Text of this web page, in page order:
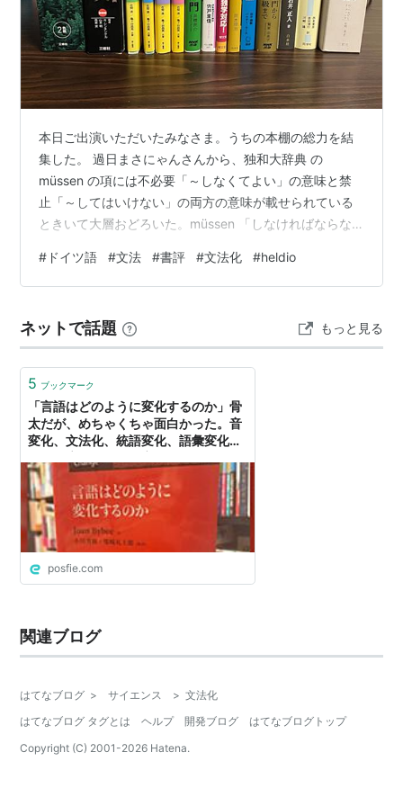
本日ご出演いただいたみなさま。うちの本棚の総力を結
集した。 過日まさにゃんさんから、独和大辞典 の
müssen の項には不必要「～しなくてよい」の意味と禁
止「～してはいけない」の両方の意味が載せられている
ときいて大層おどろいた。müssen 「しなければならな
い」の意味だと教わってきたし、それで説明のつかない
ような用例には出会ったことがないと思う。 独和大辞典
ていたのでいまだ手元にない。まあ「大辞典」というく
らいだから、『アクセス』にはないような超レア語義も
# ドイツ語 #文法 #書評 #文法化 #heldio
ネットで話題 もっと見る
5 ブックマーク
「言語はどのように変化するのか」骨
太だが、めちゃくちゃ面白かった。音
変化、文法化、統語変化、語彙変化な
た良書
posfie.com
関連ブログ
はてなブログ > サイエンス > 文法化
はてなブログ タグとは
ヘルプ 開発ブログ
はてなブログトップ
Copyright (C) 2001-2026 Hatena.